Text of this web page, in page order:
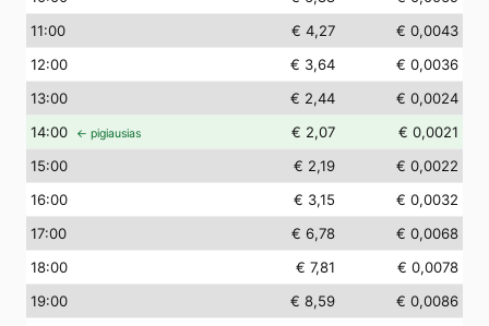
11:00 € 4,27
€ 0,0043
12:00 € 3,64
€ 0,0036
13:00 € 2,44
€ 0,0024
14:00 ← pigiausias € 2,07
€ 0,0021
15:00 € 2,19
€ 0,0022
16:00 € 3,15
€ 0,0032
17:00 € 6,78
€ 0,0068
18:00 € 7,81
€ 0,0078
19:00 € 8,59
€ 0,0086